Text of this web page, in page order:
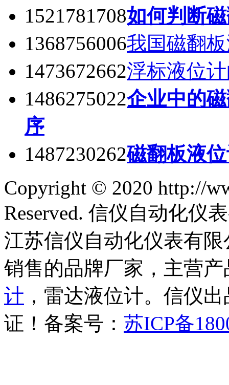
1521781708如何判断
1368756006我国磁翻
1473672662浮标液位
1486275022企业中的
序
1487230262磁翻板液
Copyright © 2020 http://
Reserved. 信仪自动化仪
江苏信仪自动化仪表有
销售的品牌厂家，主营产
计 ，雷达液位计。信仪
证！备案号： 苏ICP备